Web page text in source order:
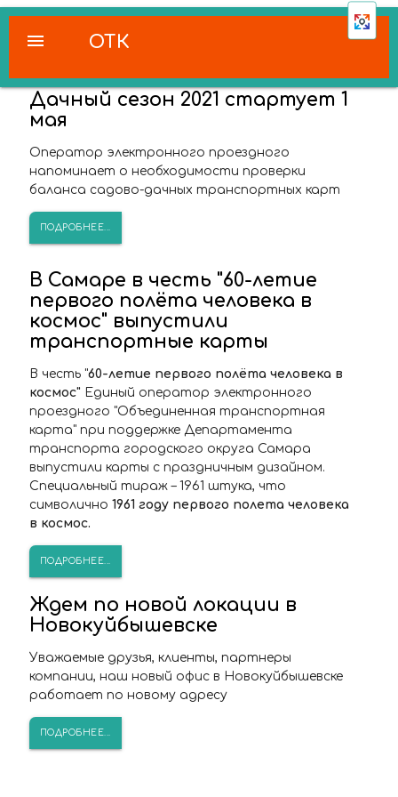
ОТК
menu
Дачный сезон 2021 стартует 1
мая
Оператор электронного проездного
напоминает о необходимости проверки
баланса садово-дачных транспортных карт
ПОДРОБНЕЕ...
В Самаре в честь "60-летие
первого полёта человека в
космос" выпустили
транспортные карты
В честь "60-летие первого полёта человека в
космос" Единый оператор электронного
проездного "Объединенная транспортная
карта" при поддержке Департамента
транспорта городского округа Самара
выпустили карты с праздничным дизайном.
Специальный тираж – 1961 штука, что
символично 1961 году первого полета человека
в космос.
ПОДРОБНЕЕ...
Ждем по новой локации в
Новокуйбышевске
Уважаемые друзья, клиенты, партнеры
компании, наш новый офис в Новокуйбышевске
работает по новому адресу
ПОДРОБНЕЕ...